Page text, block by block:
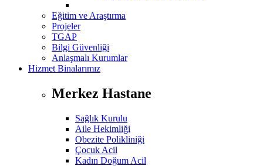
Eğitim ve Araştırma
Projeler
TGAP
Bilgi Güvenliği
Anlaşmalı Kurumlar
Hizmet Binalarımız
Merkez Hastane
Sağlık Kurulu
Aile Hekimliği
Obezite Polikliniği
Çocuk Acil
Kadın Doğum Acil